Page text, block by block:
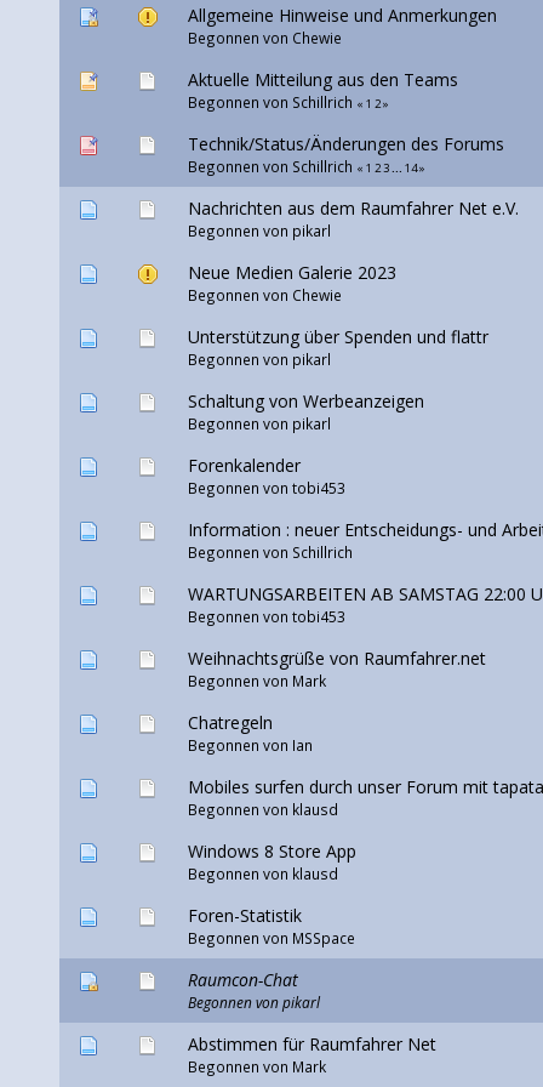
Allgemeine Hinweise und Anmerkungen
Begonnen von Chewie
Aktuelle Mitteilung aus den Teams
Begonnen von Schillrich « 1 2»
Technik/Status/Änderungen des Forums
Begonnen von Schillrich « 1 23... 14»
Nachrichten aus dem Raumfahrer Net e.V.
Begonnen von pikarl
Neue Medien Galerie 2023
Begonnen von Chewie
Unterstützung über Spenden und flattr
Begonnen von pikarl
Schaltung von Werbeanzeigen
Begonnen von pikarl
Forenkalender
Begonnen von tobi453
Information : neuer Entscheidungs- und
Begonnen von Schillrich
WARTUNGSARBEITEN AB SAMSTAG 22:00
Begonnen von tobi453
Weihnachtsgrüße von Raumfahrer.net
Begonnen von Mark
Chatregeln
Begonnen von Ian
Mobiles surfen durch unser Forum mit
Begonnen von klausd
Windows 8 Store App
Begonnen von klausd
Foren-Statistik
Begonnen von MSSpace
Raumcon-Chat
Begonnen vonpikarl
Abstimmen für Raumfahrer Net
Begonnen von Mark